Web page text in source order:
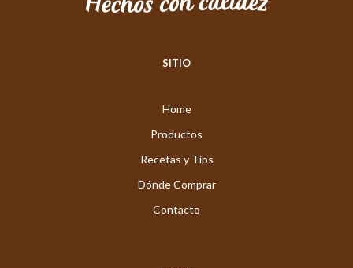
SITIO
Home
Productos
Recetas y Tips
Dónde Comprar
Contacto